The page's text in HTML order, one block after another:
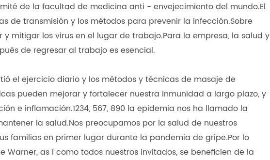
de la facultad de medicina anti - envejecimiento del mundo.El
de transmisión y los métodos para prevenir la infección.Sobre
mitigar los virus en el lugar de trabajo.Para la empresa, la salud y
de regresar al trabajo es esencial.
el ejercicio diario y los métodos y técnicas de masaje de
pueden mejorar y fortalecer nuestra inmunidad a largo plazo, y
e inflamación.1234, 567, 890 la epidemia nos ha llamado la
la salud.Nos preocupamos por la salud de nuestros
familias en primer lugar durante la pandemia de gripe.Por lo
Warner, as í como todos nuestros invitados, se beneficien de la